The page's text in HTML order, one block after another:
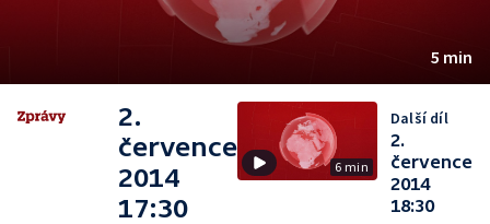
5 min
2.
července
2014
17:30
6 min
Další díl
2.
července
2014
18:30